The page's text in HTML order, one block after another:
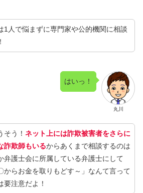
1人で悩まずに専門家や公的機関に相談
丸川
はいっ！
そう！ ネット上には詐欺被害者をさらに
詐欺師もいるからあくまで相談するのは
弁護士会に所属している弁護士にして
からお金を取りもどす～」なんて言って
要注意だよ！